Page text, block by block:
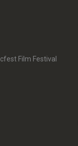
Film Festival